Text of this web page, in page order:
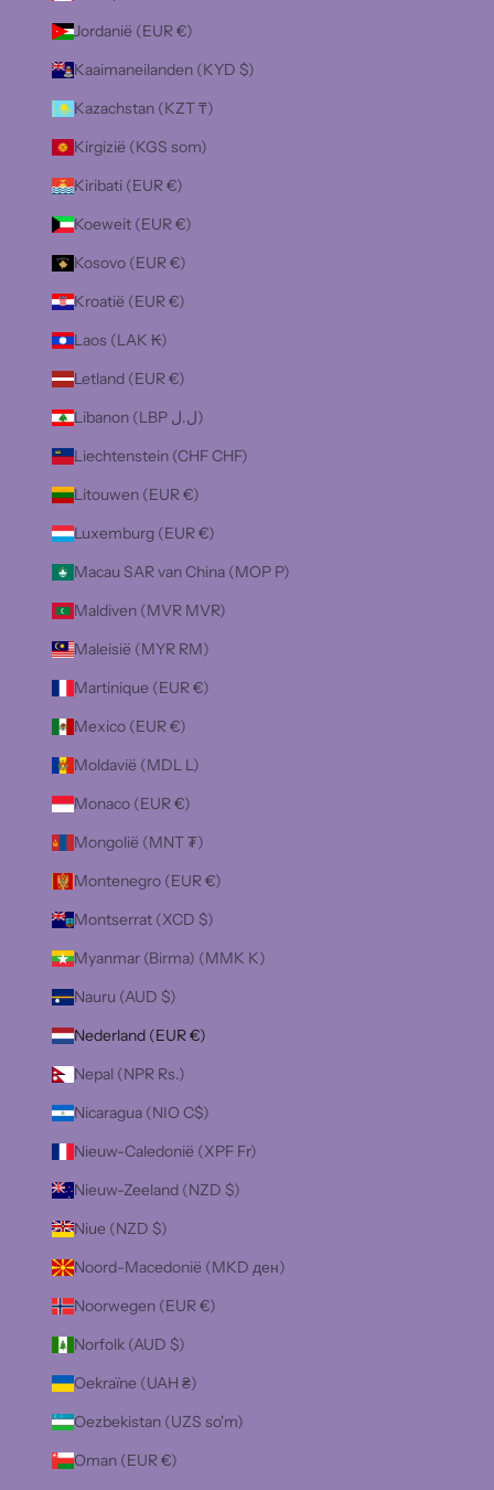
Jordanië (EUR €)
Kaaimaneilanden (KYD $)
Kazachstan (KZT ₸)
Kirgizië (KGS som)
Kiribati (EUR €)
Koeweit (EUR €)
Kosovo (EUR €)
Kroatië (EUR €)
Laos (LAK ₭)
Letland (EUR €)
Libanon (LBP ل.ل)
Liechtenstein (CHF CHF)
Litouwen (EUR €)
Luxemburg (EUR €)
Macau SAR van China (MOP P)
Maldiven (MVR MVR)
Maleisië (MYR RM)
Martinique (EUR €)
Mexico (EUR €)
Moldavië (MDL L)
Monaco (EUR €)
Mongolië (MNT ₮)
Montenegro (EUR €)
Montserrat (XCD $)
Myanmar (Birma) (MMK K)
Nauru (AUD $)
Nederland (EUR €)
Nepal (NPR Rs.)
Nicaragua (NIO C$)
Nieuw-Caledonië (XPF Fr)
Nieuw-Zeeland (NZD $)
Niue (NZD $)
Noord-Macedonië (MKD ден)
Noorwegen (EUR €)
Norfolk (AUD $)
Oekraïne (UAH ₴)
Oezbekistan (UZS so'm)
Oman (EUR €)